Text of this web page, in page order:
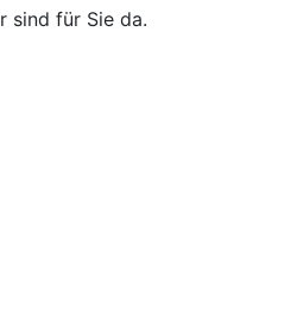
sind für Sie da.